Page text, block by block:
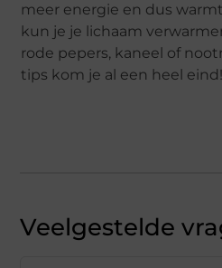
meer energie en dus
kun je je lichaam
rode pepers, kaneel of
tips kom je al een heel eind!
Veelgestelde